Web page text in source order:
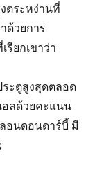
ตระหง่านที่
ด้วยการ
รียกเขาว่า
ระตูสูงสุดตลอด
อลด้วยคะแนน
อนดอนดาร์บี้ มี